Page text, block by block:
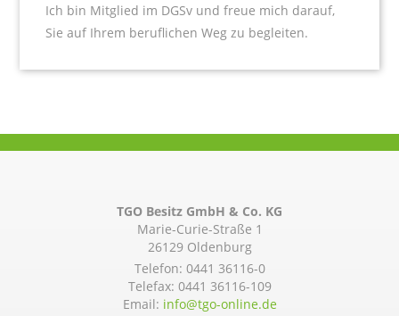
Ich bin Mitglied im DGSv und freue mich darauf,
Sie auf Ihrem beruflichen Weg zu begleiten.
TGO Besitz GmbH & Co. KG
Marie-Curie-Straße 1
26129 Oldenburg
Telefon: 0441 36116-0
Telefax: 0441 36116-109
Email: info@­tgo-online.de